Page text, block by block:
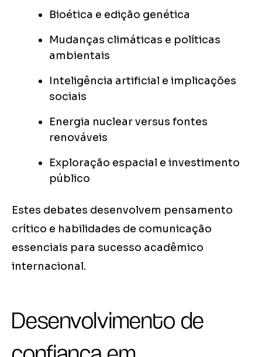
Bioética e edição genética
Mudanças climáticas e políticas
ambientais
Inteligência artificial e implicações
sociais
Energia nuclear versus fontes
renováveis
Exploração espacial e investimento
público
Estes debates desenvolvem pensamento
crítico e habilidades de comunicação
essenciais para sucesso acadêmico
internacional.
Desenvolvimento de